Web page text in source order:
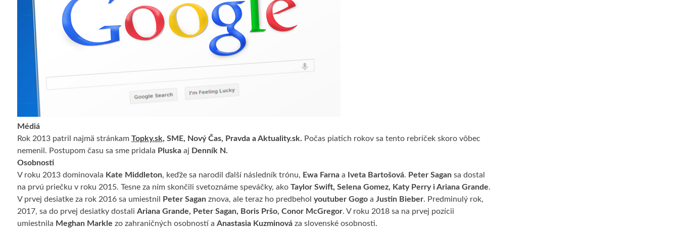
Médiá
Rok 2013 patril najmä stránkam Topky.sk, SME, Nový Čas, Pravda a Aktuality.sk. Počas piatich rokov sa tento rebríček skoro vôbec
nemenil. Postupom času sa sme pridala Pluska aj Denník N.
Osobnosti
V roku 2013 dominovala Kate Middleton, keďže sa narodil ďalší následník trónu, Ewa Farnaa Iveta Bartošová. Peter Sagansa dostal
na prvú priečku v roku 2015. Tesne za ním skončili svetoznáme speváčky, ako Taylor Swift, Selena Gomez, Katy Perry i Ariana Grande.
V prvej desiatke za rok 2016 sa umiestnil Peter Saganznova, ale teraz ho predbehol youtuber Gogoa Justin Bieber. Predminulý rok,
2017, sa do prvej desiatky dostali Ariana Grande, Peter Sagan, Boris Pršo, Conor McGregor. V roku 2018 sa na prvej pozícii
umiestnila Meghan Markle zo zahraničných osobností a Anastasia Kuzminováza slovenské osobnosti.